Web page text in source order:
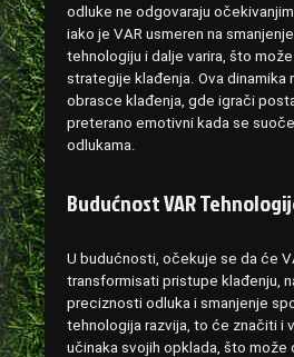
odluke ne odgovaraju
iako je VAR usmeren na
tehnologiju i dalje varira, što
strategije klađenja. Ova dinamika
obrasce klađenja, gde igrači
preterano emotivni kada se
odlukama.
Budućnost VAR
U budućnosti, očekuje se da će
transformisati pristupe klađenju,
preciznosti odluka i smanjenje
tehnologija razvija, to će značiti i
učinaka svojih opklada, što